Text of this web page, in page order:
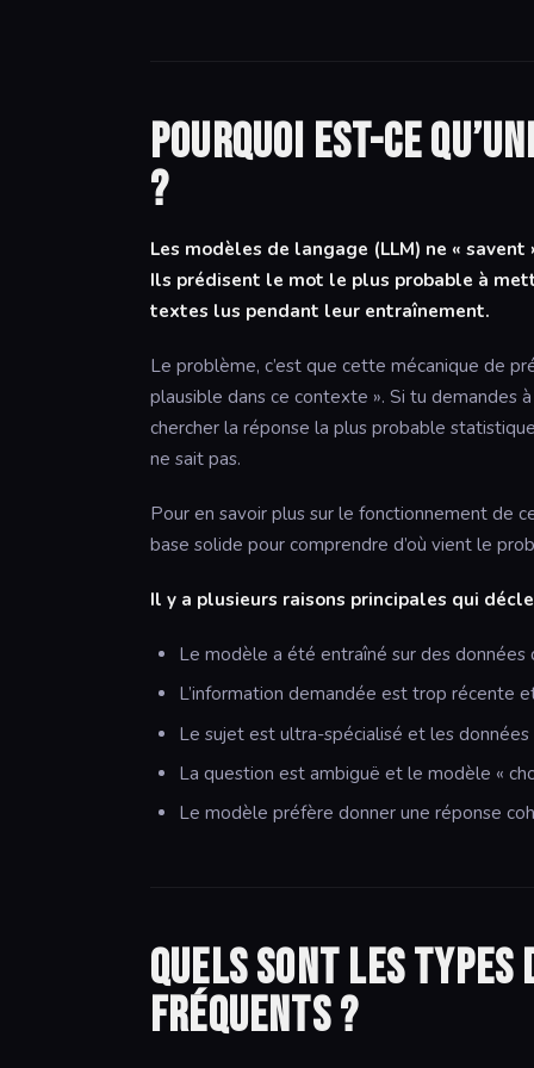
Pourquoi est-ce
?
Les modèles de langage (LLM) ne «
Ils prédisent le mot le plus probable à
textes lus pendant leur entraînement.
Le problème, c’est que cette mécanique de
plausible dans ce contexte ». Si tu demandes
chercher la réponse la plus probable
ne sait pas.
Pour en savoir plus sur le fonctionnement de
base solide pour comprendre d’où vient le
Il y a plusieurs raisons principales qui
Le modèle a été entraîné sur des
L’information demandée est trop récente
Le sujet est ultra-spécialisé et les
La question est ambiguë et le modèle «
Le modèle préfère donner une réponse
Quels sont les
fréquents ?